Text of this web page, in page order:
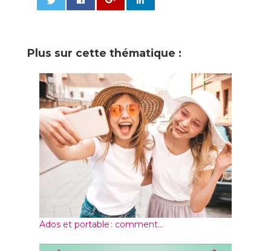
Plus sur cette thématique :
Ados et portable : comment...